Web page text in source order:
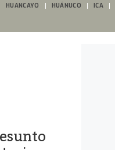
HUANCAYO HUÁNUCO ICA